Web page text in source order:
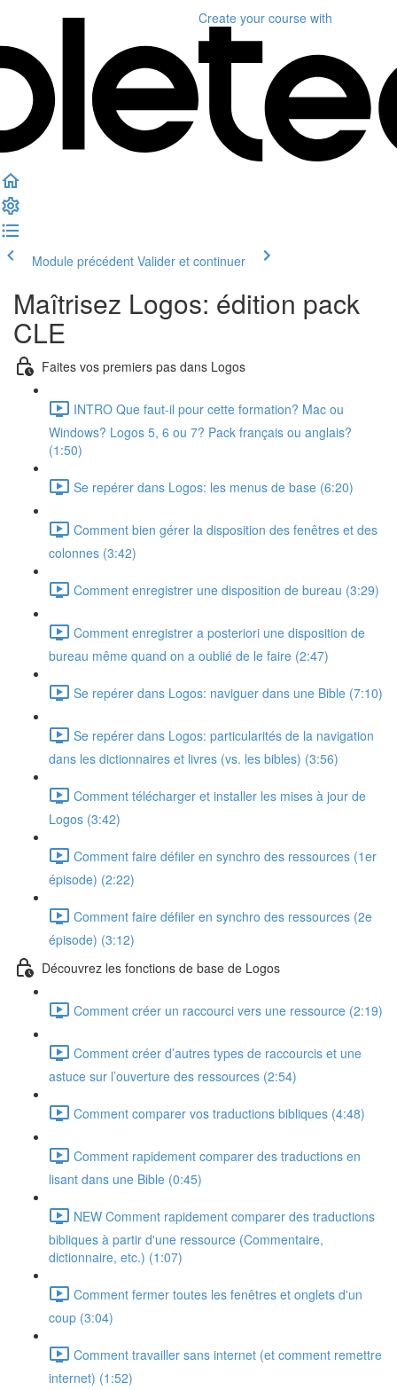
Create your course with
Module précédent Valider et continuer
Maîtrisez Logos: édition pack
CLE
Faites vos premiers pas dans Logos
INTRO Que faut-il pour cette formation? Mac ou
Windows? Logos 5, 6 ou 7? Pack français ou anglais?
(1:50)
Se repérer dans Logos: les menus de base (6:20)
Comment bien gérer la disposition des fenêtres et des
colonnes (3:42)
Comment enregistrer une disposition de bureau (3:29)
Comment enregistrer a posteriori une disposition de
bureau même quand on a oublié de le faire (2:47)
Se repérer dans Logos: naviguer dans une Bible (7:10)
Se repérer dans Logos: particularités de la navigation
dans les dictionnaires et livres (vs. les bibles) (3:56)
Comment télécharger et installer les mises à jour de
Logos (3:42)
Comment faire défiler en synchro des ressources (1er
épisode) (2:22)
Comment faire défiler en synchro des ressources (2e
épisode) (3:12)
Découvrez les fonctions de base de Logos
Comment créer un raccourci vers une ressource (2:19)
Comment créer d’autres types de raccourcis et une
astuce sur l’ouverture des ressources (2:54)
Comment comparer vos traductions bibliques (4:48)
Comment rapidement comparer des traductions en
lisant dans une Bible (0:45)
NEW Comment rapidement comparer des traductions
bibliques à partir d'une ressource (Commentaire,
dictionnaire, etc.) (1:07)
Comment fermer toutes les fenêtres et onglets d'un
coup (3:04)
Comment travailler sans internet (et comment remettre
internet) (1:52)